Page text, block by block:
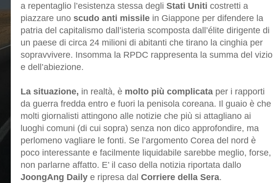
a repentaglio l’esistenza stessa degli Stati Uniti costretti a
piazzare uno scudo anti missile in Giappone per difendere la
patria del capitalismo dall’isteria scomposta dall’élite dirigente di
un paese di circa 24 milioni di abitanti che tirano la cinghia per
sopravvivere. Insomma la RPDC rappresenta la summa del vizio
e dell’abiezione.
La situazione, in realtà, è molto più complicata per i rapporti
da guerra fredda entro e fuori la penisola coreana. Il guaio è che
molti giornalisti attingono alle notizie che più si attagliano ai
luoghi comuni (di cui sopra) senza non dico approfondire, ma
perlomeno vagliare le fonti. Se l’argomento Corea del nord è
poco interessante e facilmente liquidabile sarebbe meglio, forse,
non parlarne affatto. E’ il caso della notizia riportata dallo
JoongAng Daily e ripresa dal Corriere della Sera.